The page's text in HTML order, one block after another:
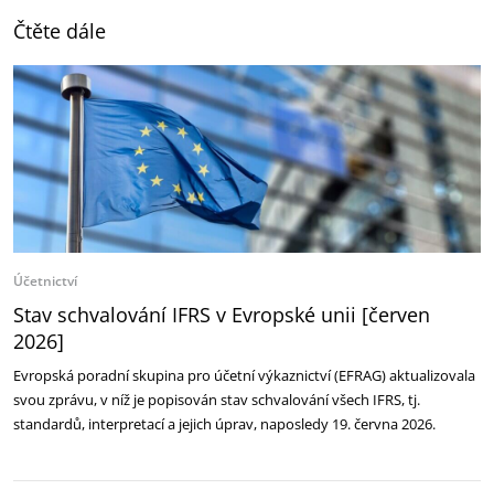
Čtěte dále
Účetnictví
Stav schvalování IFRS v Evropské unii [červen
2026]
Evropská poradní skupina pro účetní výkaznictví (EFRAG) aktualizovala
svou zprávu, v níž je popisován stav schvalování všech IFRS, tj.
standardů, interpretací a jejich úprav, naposledy 19. června 2026.